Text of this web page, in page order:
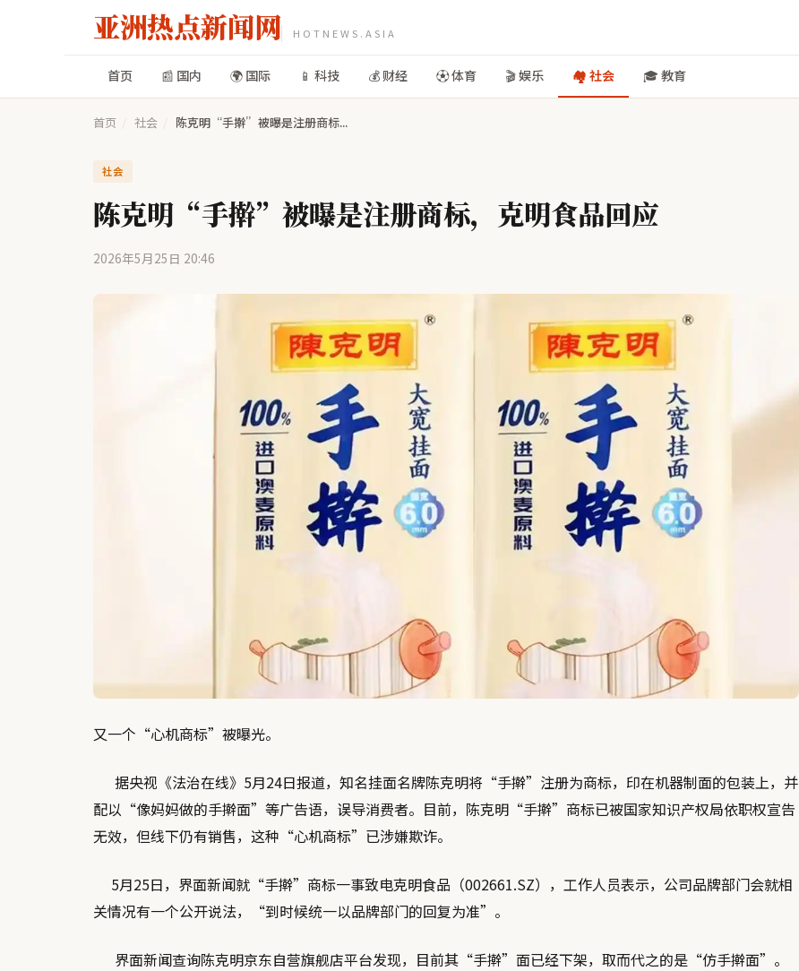
亚洲热点新闻网 HOTNEWS.ASIA
首页 📰 国内 🌍 国际 📱 科技 💰 财经 ⚽ 体育 🎬 娱乐 🏘️ 社会 🎓 教育
首页 社会 陈克明“手擀”被曝是注册商标...
社会
陈克明“手擀”被曝是注册商标，克明食品回应
2026年5月25日 20:46
又一个“心机商标”被曝光。
据央视《法治在线》5月24日报道，知名挂面名牌陈克明将“手擀”注册为商标，印在机器制面的包装上，并
配以“像妈妈做的手擀面”等广告语，误导消费者。目前，陈克明“手擀”商标已被国家知识产权局依职权宣告
无效，但线下仍有销售，这种“心机商标”已涉嫌欺诈。
5月25日，界面新闻就“手擀”商标一事致电克明食品（002661.SZ），工作人员表示，公司品牌部门会就相
关情况有一个公开说法，“到时候统一以品牌部门的回复为准”。
界面新闻查询陈克明京东自营旗舰店平台发现，目前其“手擀”面已经下架，取而代之的是“仿手擀面”。